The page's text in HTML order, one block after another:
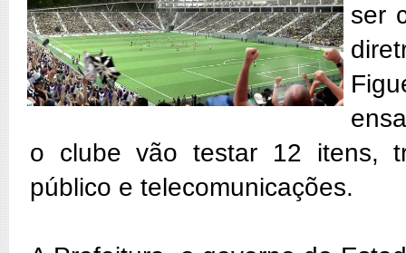
ser
o clube vão testar 12 itens,
público e telecomunicações.